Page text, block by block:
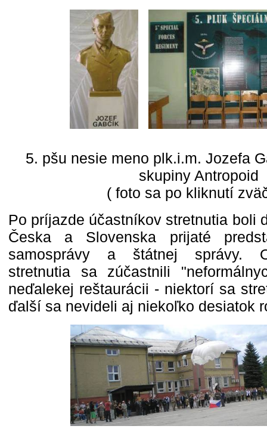
5. pšu nesie meno plk.i.m. Jozefa
skupiny Antropoid
( foto sa po kliknutí
Po príjazde účastníkov stretnutia boli
Česka a Slovenska prijaté
samosprávy a štátnej správy.
stretnutia sa zúčastnili
neďalekej reštaurácii - niektorí sa
ďalší sa nevideli aj niekoľko desiatok